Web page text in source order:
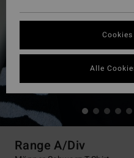
Range A/Div
Alle